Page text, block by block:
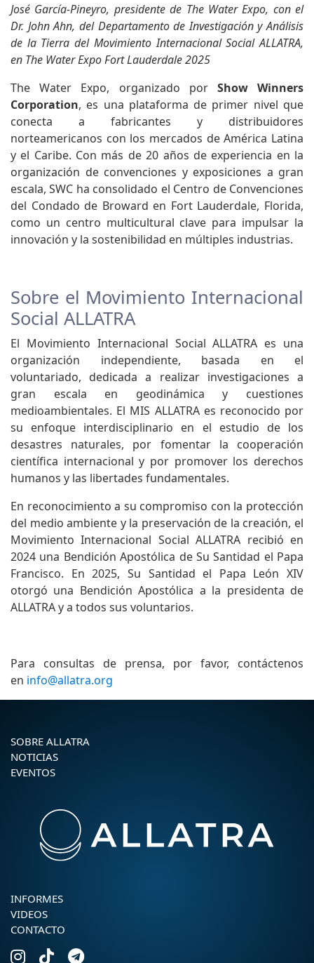
José García-Pineyro, presidente de The Water Expo, con el
Dr. John Ahn, del Departamento de Investigación y Análisis
de la Tierra del Movimiento Internacional Social ALLATRA,
en The Water Expo Fort Lauderdale 2025
The Water Expo, organizado por Show Winners
Corporation, es una plataforma de primer nivel que
conecta a fabricantes y distribuidores
norteamericanos con los mercados de América Latina
y el Caribe. Con más de 20 años de experiencia en la
organización de convenciones y exposiciones a gran
escala, SWC ha consolidado el Centro de Convenciones
del Condado de Broward en Fort Lauderdale, Florida,
como un centro multicultural clave para impulsar la
innovación y la sostenibilidad en múltiples industrias.
Sobre el Movimiento Internacional
Social ALLATRA
El Movimiento Internacional Social ALLATRA es una
organización independiente, basada en el
voluntariado, dedicada a realizar investigaciones a
gran escala en geodinámica y cuestiones
medioambientales. El MIS ALLATRA es reconocido por
su enfoque interdisciplinario en el estudio de los
desastres naturales, por fomentar la cooperación
científica internacional y por promover los derechos
humanos y las libertades fundamentales.
En reconocimiento a su compromiso con la protección
del medio ambiente y la preservación de la creación, el
Movimiento Internacional Social ALLATRA recibió en
2024 una Bendición Apostólica de Su Santidad el Papa
Francisco. En 2025, Su Santidad el Papa León XIV
otorgó una Bendición Apostólica a la presidenta de
ALLATRA y a todos sus voluntarios.
Para consultas de prensa, por favor, contáctenos
en info@allatra.org
SOBRE ALLATRA
NOTICIAS
EVENTOS
INFORMES
VIDEOS
CONTACTO